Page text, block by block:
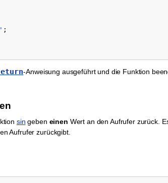
;
-Anweisung ausgeführt und die Funktion
sin geben einen Wert an den Aufrufer zurück.
Aufrufer zurückgibt.